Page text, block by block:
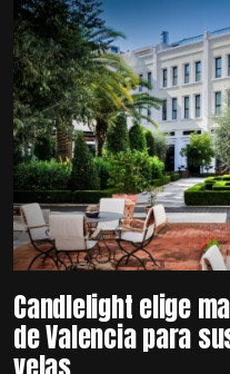
Candlelight elige
de Valencia para